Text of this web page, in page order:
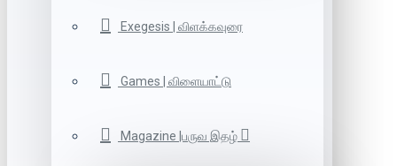
Exegesis | விளக்கவுரை
Games | விளையாட்டு
Magazine |பருவ இதழ்